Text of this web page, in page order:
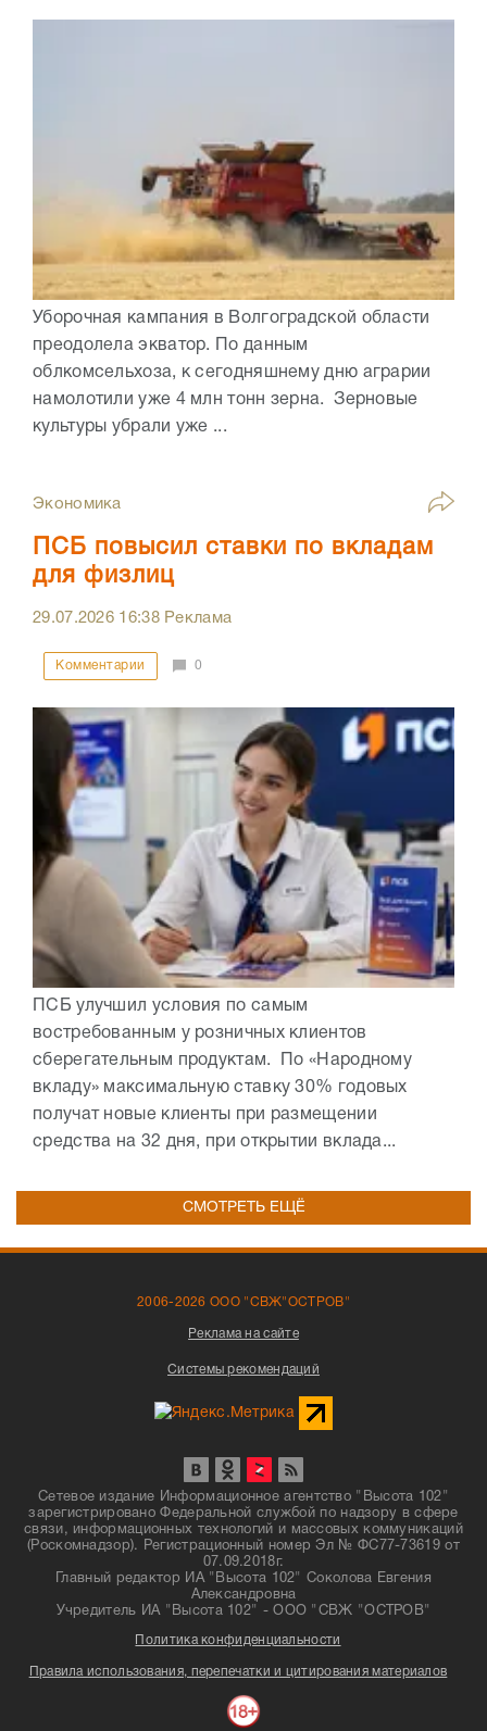
Уборочная кампания в Волгоградской области
преодолела экватор. По данным
облкомсельхоза, к сегодняшнему дню аграрии
намолотили уже 4 млн тонн зерна. Зерновые
культуры убрали уже ...
Экономика
ПСБ повысил ставки по вкладам
для физлиц
29.07.2026 16:38Реклама
Комментарии 0
ПСБ улучшил условия по самым
востребованным у розничных клиентов
сберегательным продуктам. По «Народному
вкладу» максимальную ставку 30% годовых
получат новые клиенты при размещении
средства на 32 дня, при открытии вклада...
СМОТРЕТЬ ЕЩЁ
2006-2026 ООО "СВЖ"ОСТРОВ"
Реклама на сайте
Системы рекомендаций
Сетевое издание Информационное агентство "Высота 102"
зарегистрировано Федеральной службой по надзору в сфере
связи, информационных технологий и массовых коммуникаций
(Роскомнадзор). Регистрационный номер Эл № ФС77-73619 от
07.09.2018г.
Главный редактор ИА "Высота 102" Соколова Евгения
Александровна
Учредитель ИА "Высота 102" - ООО "СВЖ "ОСТРОВ"
Политика конфиденциальности
Правила использования, перепечатки и цитирования материалов